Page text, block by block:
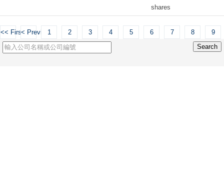
shares
<< First< Previous1 2 3 4 5 6 7 8 9